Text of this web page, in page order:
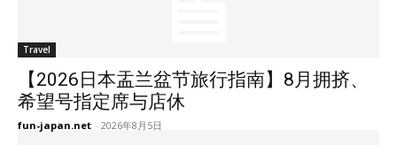
Travel
【2026日本盂兰盆节旅行指南】8月拥挤、
希望号指定席与店休
fun-japan.net - 2026年8月5日